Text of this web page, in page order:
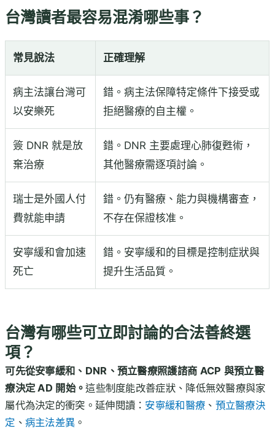
台灣讀者最容易混淆哪些事？
常見說法 正確理解
病主法讓台灣可
以安樂死
錯。病主法保障特定條件下接受或
拒絕醫療的自主權。
簽 DNR 就是放
棄治療
錯。DNR 主要處理心肺復甦術，
其他醫療需逐項討論。
瑞士是外國人付
費就能申請
錯。仍有醫療、能力與機構審查，
不存在保證核准。
安寧緩和會加速
死亡
錯。安寧緩和的目標是控制症狀與
提升生活品質。
台灣有哪些可立即討論的合法善終選
項？
可先從安寧緩和、DNR、預立醫療照護諮商 ACP 與預立醫
療決定 AD 開始。這些制度能改善症狀、降低無效醫療與家
屬代為決定的衝突。延伸閱讀： 安寧緩和醫療 、 預立醫療決
定 、 病主法差異 。